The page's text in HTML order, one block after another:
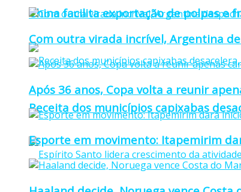
China facilita exportação de polpas e
Receita dos municípios capixabas
Com outra virada incrível, Argentina
Após 36 anos, Copa volta a reunir
Esporte em movimento: Itapemirim